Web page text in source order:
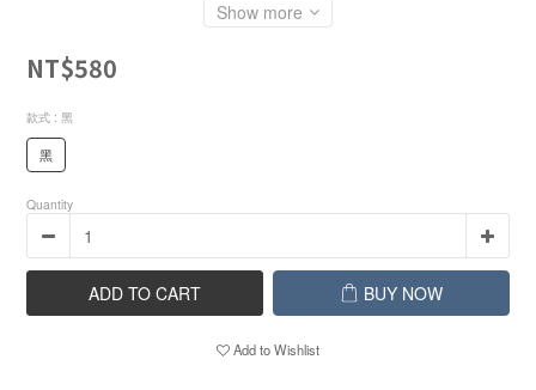
Show more
NT$580
款式 : 黑
黑
Quantity
ADD TO CART BUY NOW
Add to Wishlist